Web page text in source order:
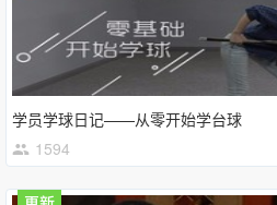
学员学球日记——从零开始学台球
1594